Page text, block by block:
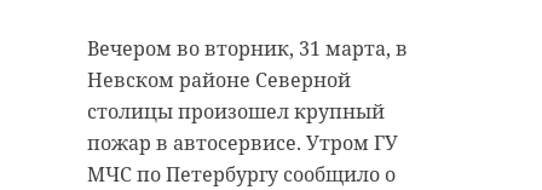
Вечером во вторник, 31 марта, в
Невском районе Северной
столицы произошел крупный
пожар в автосервисе. Утром ГУ
МЧС по Петербургу сообщило о